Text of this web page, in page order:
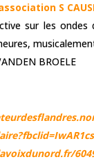
S
sur les ondes
BROELE